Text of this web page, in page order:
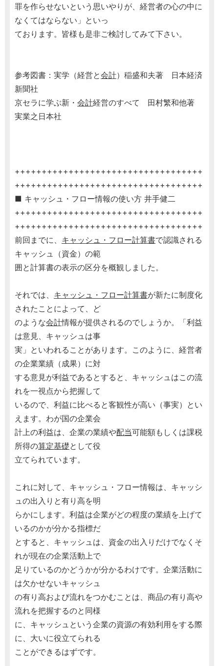
罪を作らせないという思いやりが、経営者の心の中に
なくてはならない」といっ
ております。皆様も是非ご検討してみて下さい。
参考図書：実学（経営と会計）稲盛和夫著 日本経済
新聞社
京セラに学ぶ新・ 会計経営のすべて 田村繁和他著
実業之日本社
+++++++++++++++++++++++++++++++++++
+++++++++++++++++++++++++++++++++++
■ キャッシュ・フロー情報の使い方 井手健二
+++++++++++++++++++++++++++++++++++
+++++++++++++++++++++++++++++++++++
前回までに、 キャッシュ・フロー計算書で認識される
キャッシュ（資金）の範
囲と計算書の表示の区分を概観しました。
それでは、 キャッシュ・フロー計算書が新たに制度化
されたことによって、ど
のような会計情報が提供されるのでしょうか。「利益
は意見、キャッシュは事
実」といわれることがあります。このように、経営者
の企業業績（成果）に対
する意見が利益であるとすると、キャッシュはこの流
れを一視点から把握して
いるので、利益に比べると客観性が高い（事実）とい
えます。わが国の企業会
計上の利益は、企業の業績や配当可能額もしくは課税
所得の算定基礎として役
立てられています。
これに対して、キャッシュ・フロー情報は、キャッシ
ュの出入りと有り高を明
らかにします。利益は企業がどの程度の業績を上げて
いるのかが分かる指標だ
とすると、キャッシュは、資金の出入りだけでなくそ
れが現在の企業活動上で
足りているのかどうかが分かるわけです。企業活動に
は欠かせないキャッシュ
の有り高および流れをつかむことは、商品の有り高や
流れを把握するのと同様
に、キャッシュという企業の資源の有効利用をする際
に、大いに役立てられる
ことができるはずです。